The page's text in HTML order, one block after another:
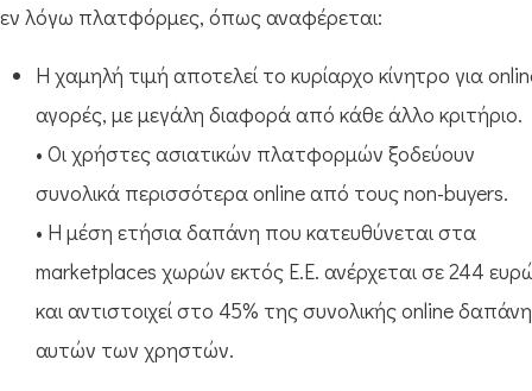
εν λόγω πλατφόρμες, όπως αναφέρεται:
Η χαμηλή τιμή αποτελεί το κυρίαρχο κίνητρο για
αγορές, με μεγάλη διαφορά από κάθε άλλο κριτήριο.
• Οι χρήστες ασιατικών πλατφορμών ξοδεύουν
συνολικά περισσότερα online από τους non-buyers.
• Η μέση ετήσια δαπάνη που κατευθύνεται στα
marketplaces χωρών εκτός Ε.Ε. ανέρχεται σε 244
και αντιστοιχεί στο 45% της συνολικής online
αυτών των χρηστών.